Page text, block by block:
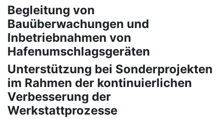
Begleitung von
Bauüberwachungen und
Inbetriebnahmen von
Hafenumschlagsgeräten
Unterstützung bei Sonderprojekten
im Rahmen der kontinuierlichen
Verbesserung der
Werkstattprozesse